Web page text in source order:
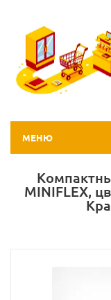
МЕНЮ
MINIFLEX,